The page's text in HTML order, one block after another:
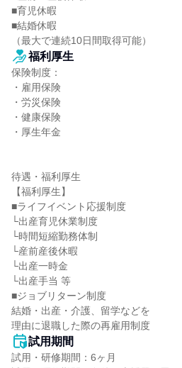
■育児休暇
■結婚休暇
（最大で連続10日間取得可能）
福利厚生
保険制度：
・雇用保険
・労災保険
・健康保険
・厚生年金
待遇・福利厚生
【福利厚生】
■ライフイベント応援制度
└出産育児休業制度
└時間短縮勤務体制
└産前産後休暇
└出産一時金
└出産手当 等
■ジョブリターン制度
結婚・出産・介護、留学などを
理由に退職した際の再雇用制度
試用期間
試用・研修期間：6ヶ月